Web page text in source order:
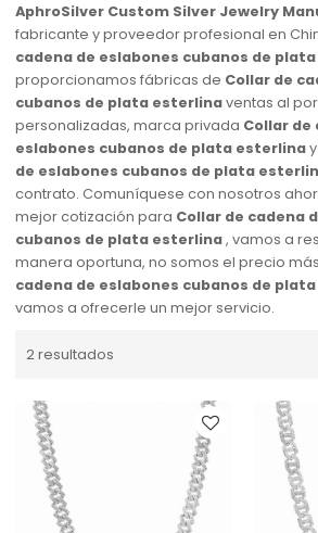
AphroSilver Custom Silver Jewelry
fabricante y proveedor profesional en
cadena de eslabones cubanos de
proporcionamos fábricas de Collar de
cubanos de plata esterlinaventas al
personalizadas, marca privada Collar de
eslabones cubanos de plata esterlinay
de eslabones cubanos de plata
contrato. Comuníquese con nosotros
mejor cotización para Collar de cadena
cubanos de plata esterlina, vamos a
manera oportuna, no somos el precio
cadena de eslabones cubanos de
vamos a ofrecerle un mejor servicio.
2 resultados